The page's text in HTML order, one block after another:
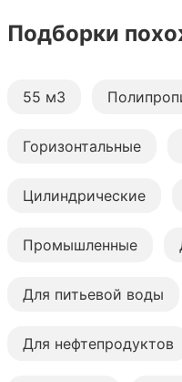
Подборки
55 м3
Горизонтальные
Цилиндрические
Промышленные
Для питьевой воды
Для нефтепродуктов